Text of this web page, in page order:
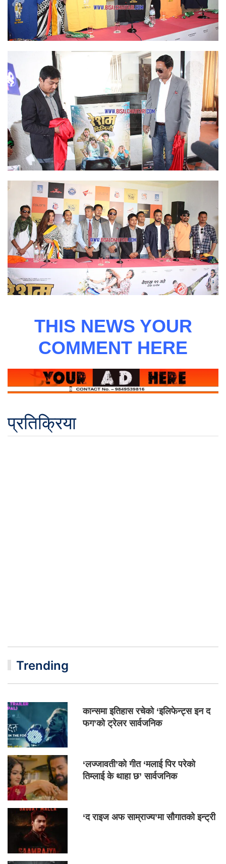
THIS NEWS YOUR
COMMENT HERE
प्रतिक्रिया
Trending
कान्समा इतिहास रचेको ‘इलिफेन्ट्स इन द
फग’को ट्रेलर सार्वजनिक
‘लज्जावती’को गीत ‘मलाई पिर परेको
तिम्लाई के थाहा छ’ सार्वजनिक
‘द राइज अफ साम्राज्य’मा सौगातको इन्ट्री